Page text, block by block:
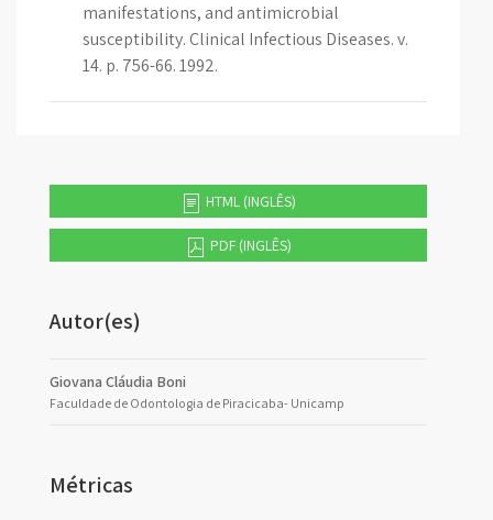
manifestations, and antimicrobial
susceptibility. Clinical Infectious Diseases. v.
14. p. 756-66. 1992.
HTML (INGLÊS)
PDF (INGLÊS)
Autor(es)
Giovana Cláudia Boni
Faculdade de Odontologia de Piracicaba- Unicamp
Métricas